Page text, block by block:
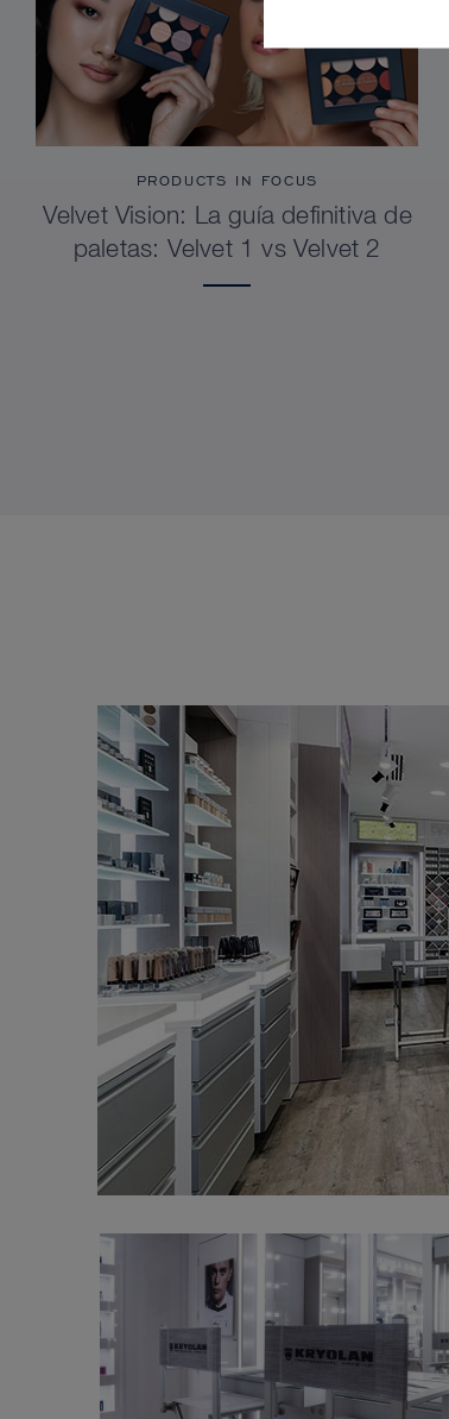
PRODUCTS IN FOCUS
Velvet Vision: La guía definitiva de
paletas: Velvet 1 vs Velvet 2